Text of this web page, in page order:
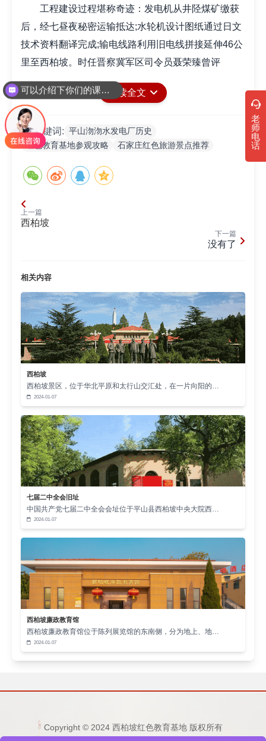
工程建设过程堪称奇迹：发电机从井陉煤矿缴获
后，经七昼夜秘密运输抵达;水轮机设计图纸通过日文
技术资料翻译完成;输电线路利用旧电线拼接延伸46公
里至西柏坡。时任晋察冀军区司令员聂荣臻曾评
价：“沕沕水发电厂的建成，让前线弹药生产效率提升
三十倍，让党中央的电报指令昼夜不停。”
主厂房采用石木结构，墙壁以石灰拌红土替代水泥，
屋顶覆盖当地烧制的青瓦。厂房内陈列着德国西门子
产194千瓦发电机、木质水轮机等原始设备，这些在
物资匮乏年代拼凑而成的装置，至今仍能通过手动操
作演示发电原理。
纪念馆内的“新中国黎明的第一盏灯光从这里点
亮”主题展览，通过200余件实物、30余幅历史油画和
场景复原，生动再现了建设者们“白天扛枪打仗，夜晚
挑灯建厂”的峥嵘岁月。其中最珍贵的展品是朱德总司
令1948年视察时题写的“红色发电厂”手迹，以及毛泽
东1950年写给石家庄电业职工的鼓励信原件。
三、历久弥新的精神传承
作为河北省爱国主义教育基地，沕沕水发电厂每
年接待游客超20万人次。这里独创的“三线教育法”深
操作体验革命艰辛;在纪念馆设置“红色工坊”，组织青
少年参与发电设备模型制作;在景区内开辟“初心步
道”，沿途设置30余处历史场景雕塑。
平山文旅部门负责人介绍，景区通过“红色+生
态”融合模式，将发电厂旧址与周边百丈飞瀑、水帘洞
等自然景观串联，打造出“上午学历史、下午赏山水”的
特色旅游线路。这种创新模式使红色教育从单一的参
阅读全文
关键词: 平山沕沕水发电厂历史
红色教育基地参观攻略
石家庄红色旅游景点推荐
上一篇
西柏坡
下一篇
没有了
相关内容
西柏坡
西柏坡景区，位于华北平原和太行山交汇处，在一片向阳的…
2024-01-07
七届二中全会旧址
中国共产党七届二中全会会址位于平山县西柏坡中央大院西…
2024-01-07
西柏坡廉政教育馆
西柏坡廉政教育馆位于陈列展览馆的东南侧，分为地上、地…
2024-01-07
Copyright © 2024 西柏坡红色教育基地 版权所有
老
师
电
话
可以介绍下你们的课程吗？